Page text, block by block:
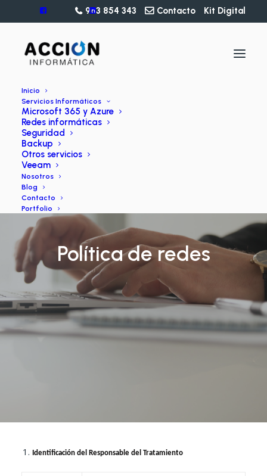
963 854 343 Contacto Kit Digital
Inicio
Servicios Informáticos
Microsoft 365 y Azure
Redes informáticas
Seguridad
Backup
Otros servicios
Veeam
Nosotros
Blog
Contacto
Portfolio
Política de redes
Identificación del Responsable del Tratamiento